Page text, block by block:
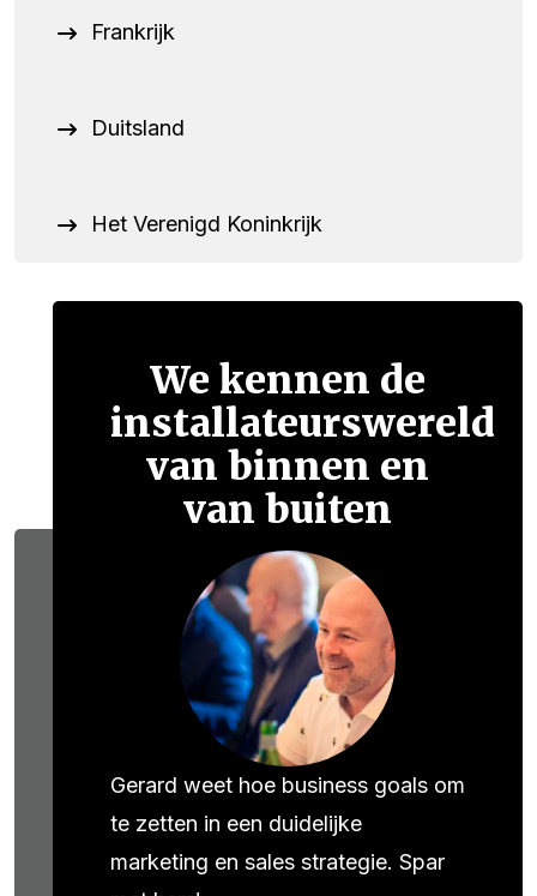
Frankrijk
Duitsland
Het Verenigd Koninkrijk
We kennen de
installateurswereld
van binnen en
van buiten
Gerard weet hoe business goals om
te zetten in een duidelijke
marketing en sales strategie. Spar